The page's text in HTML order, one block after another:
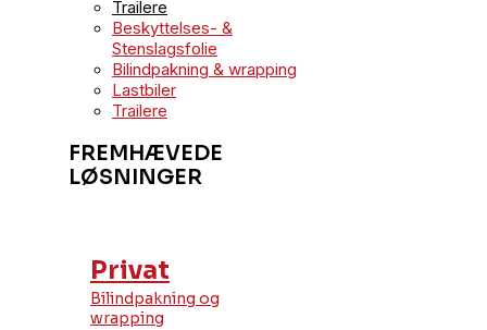
Trailere
Beskyttelses- &
Stenslagsfolie
Bilindpakning & wrapping
Lastbiler
Trailere
FREMHÆVEDE
LØSNINGER
Privat
Bilindpakning og
wrapping